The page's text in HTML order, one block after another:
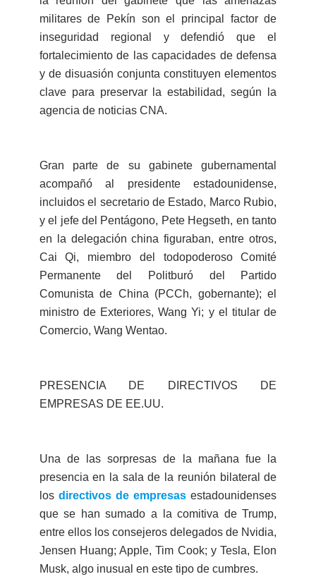
militares de Pekín son el principal factor de
inseguridad regional y defendió que el
fortalecimiento de las capacidades de defensa
y de disuasión conjunta constituyen elementos
clave para preservar la estabilidad, según la
agencia de noticias CNA.
Gran parte de su gabinete gubernamental
acompañó al presidente estadounidense,
incluidos el secretario de Estado, Marco Rubio,
y el jefe del Pentágono, Pete Hegseth, en tanto
en la delegación china figuraban, entre otros,
Cai Qi, miembro del todopoderoso Comité
Permanente del Politburó del Partido
Comunista de China (PCCh, gobernante); el
ministro de Exteriores, Wang Yi; y el titular de
Comercio, Wang Wentao.
PRESENCIA DE DIRECTIVOS DE
EMPRESAS DE EE.UU.
Una de las sorpresas de la mañana fue la
presencia en la sala de la reunión bilateral de
los directivos de empresasestadounidenses
que se han sumado a la comitiva de Trump,
entre ellos los consejeros delegados de Nvidia,
Jensen Huang; Apple, Tim Cook; y Tesla, Elon
Musk, algo inusual en este tipo de cumbres.